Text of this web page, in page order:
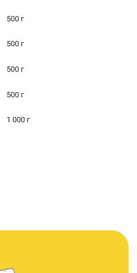
500 г
500 г
500 г
500 г
1 000 г